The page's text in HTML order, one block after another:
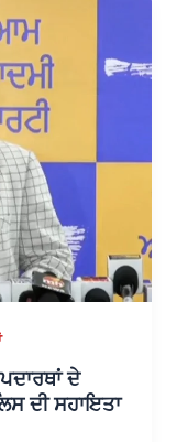
ਦੇ
ਦੀ ਸਹਾਇਤਾ